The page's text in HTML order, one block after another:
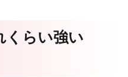
くらい強い